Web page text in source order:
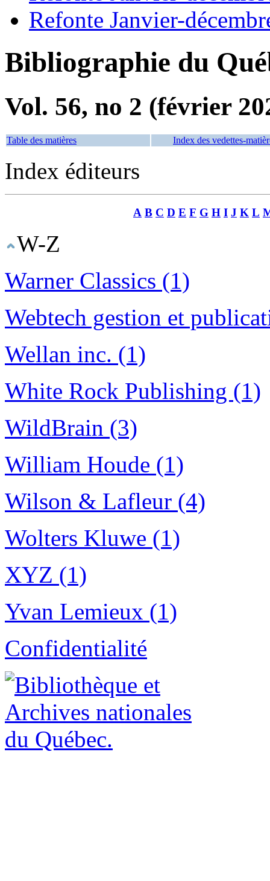
Refonte Janvier-
Bibliographie du
Vol. 56, no 2 (février
Table des matières Index des vedettes-
Index éditeurs
A B C D E F G H I J K L
W-Z
Warner Classics (1)
Webtech gestion et
Wellan inc. (1)
White Rock Publishing (1)
WildBrain (3)
William Houde (1)
Wilson & Lafleur (4)
Wolters Kluwe (1)
XYZ (1)
Yvan Lemieux (1)
Confidentialité